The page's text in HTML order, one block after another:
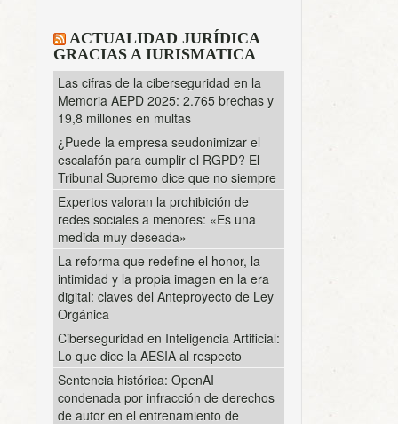
ACTUALIDAD JURÍDICA
GRACIAS A IURISMATICA
Las cifras de la ciberseguridad en la
Memoria AEPD 2025: 2.765 brechas y
19,8 millones en multas
¿Puede la empresa seudonimizar el
escalafón para cumplir el RGPD? El
Tribunal Supremo dice que no siempre
Expertos valoran la prohibición de
redes sociales a menores: «Es una
medida muy deseada»
La reforma que redefine el honor, la
intimidad y la propia imagen en la era
digital: claves del Anteproyecto de Ley
Orgánica
Ciberseguridad en Inteligencia Artificial:
Lo que dice la AESIA al respecto
Sentencia histórica: OpenAI
condenada por infracción de derechos
de autor en el entrenamiento de